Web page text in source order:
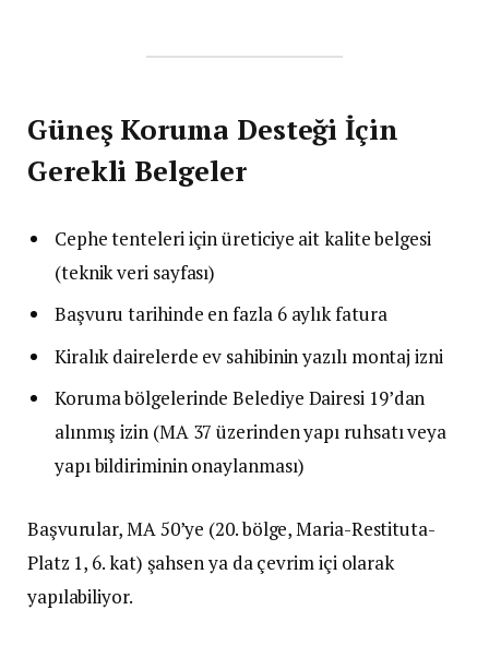
Güneş Koruma Desteği İçin
Gerekli Belgeler
Cephe tenteleri için üreticiye ait kalite belgesi
(teknik veri sayfası)
Başvuru tarihinde en fazla 6 aylık fatura
Kiralık dairelerde ev sahibinin yazılı montaj izni
Koruma bölgelerinde Belediye Dairesi 19’dan
alınmış izin (MA 37 üzerinden yapı ruhsatı veya
yapı bildiriminin onaylanması)
Başvurular, MA 50’ye (20. bölge, Maria-Restituta-
Platz 1, 6. kat) şahsen ya da çevrim içi olarak
yapılabiliyor.